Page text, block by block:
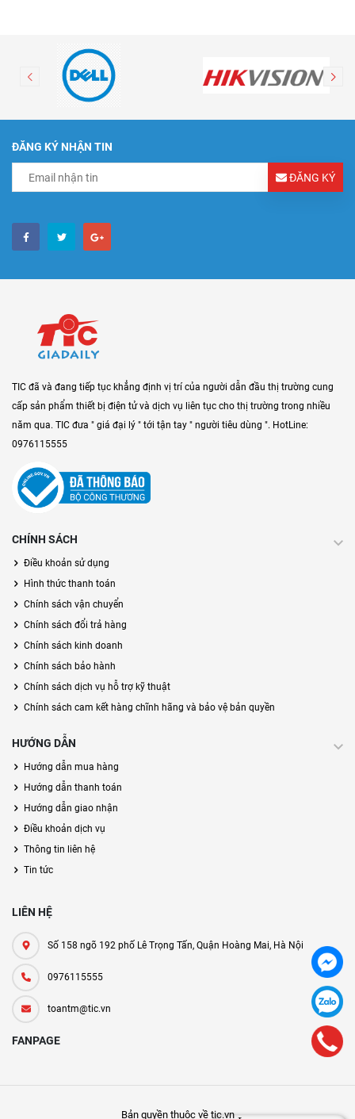
ĐĂNG KÝ NHẬN TIN
ĐĂNG KÝ
TIC đã và đang tiếp tục khẳng định vị trí của người dẫn đầu thị trường cung
cấp sản phẩm thiết bị điện tử và dịch vụ liên tục cho thị trường trong nhiều
năm qua. TIC đưa " giá đại lý " tới tận tay " người tiêu dùng ". HotLine:
0976115555
CHÍNH SÁCH
Điều khoản sử dụng
Hình thức thanh toán
Chính sách vận chuyển
Chính sách đổi trả hàng
Chính sách kinh doanh
Chính sách bảo hành
Chính sách dịch vụ hỗ trợ kỹ thuật
Chính sách cam kết hàng chĩnh hãng và bảo vệ bản quyền
HƯỚNG DẪN
Hướng dẫn mua hàng
Hướng dẫn thanh toán
Hướng dẫn giao nhận
Điều khoản dịch vụ
Thông tin liên hệ
Tin tức
LIÊN HỆ
Số 158 ngõ 192 phố Lê Trọng Tấn, Quận Hoàng Mai, Hà Nội
0976115555
toantm@tic.vn
FANPAGE
Bản quyền thuộc về tic.vn